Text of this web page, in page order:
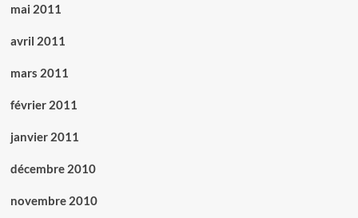
mai 2011
avril 2011
mars 2011
février 2011
janvier 2011
décembre 2010
novembre 2010